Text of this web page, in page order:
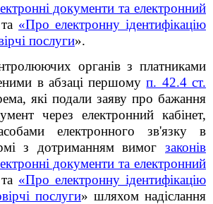
документи та електронний
«Про електронну ідентифікацію
послуги».
органів з платниками
в абзаці першомуп. 42.4 ст.
які подали заяву про бажання
через електронний кабінет,
електронного зв'язку в
з дотриманням вимог законів
документи та електронний
«Про електронну ідентифікацію
послуги» шляхом надіслання